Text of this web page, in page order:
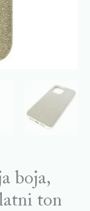
boja,
ton